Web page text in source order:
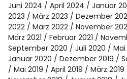
Juni 2024 April 2024 Januar
2023
März 2023 Dezember
2022
März 2022 November
März 2021
Februar 2021
September 2020
Juli 2020
Januar 2020
Dezember 2019
Mai 2019
April 2019 März 2019